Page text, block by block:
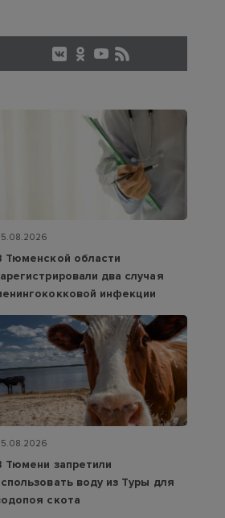
Тюменской области
два случая
инфекции
Тюмени запретили
воду из Туры для
скота